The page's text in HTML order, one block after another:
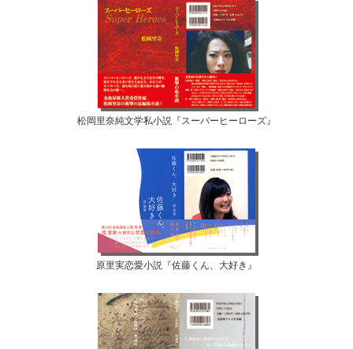
松岡里奈純文学私小説『スーパーヒーローズ』
原里実恋愛小説『佐藤くん、大好き』